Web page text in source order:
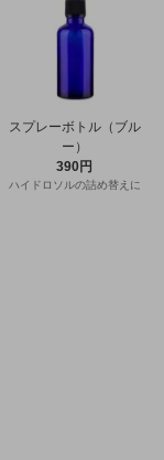
スプレーボトル（ブル
ー）
390円
ハイドロソルの詰め替えに